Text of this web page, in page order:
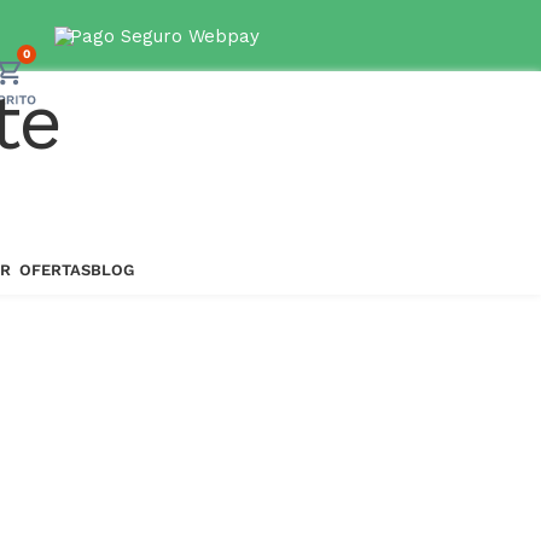
9 7945 4768
Pago Seguro Webpay
0
OFERTASBLOG